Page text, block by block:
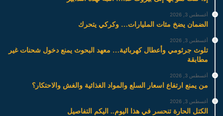
أغسطس 3, 2026
الضمان يضخ مئات المليارات… وكركي يتحرك
أغسطس 3, 2026
تلوث جرثومي وأعطال كهربائية… معهد البحوث يمنع دخول شحنات غير
مطابقة
أغسطس 3, 2026
من يمنع ارتفاع اسعار السلع والمواد الغذائية والغش والاحتكار؟
أغسطس 3, 2026
الكتل الحارة تنحسر في هذا اليوم.. اليكم التفاصيل